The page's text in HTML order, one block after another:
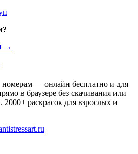
→
номерам — онлайн бесплатно и для
в браузере без скачивания или
2000+ раскрасок для взрослых и